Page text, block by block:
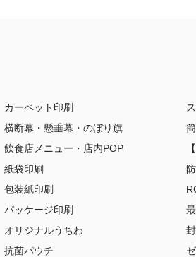
カーペット印刷
横断幕・懸垂幕・のぼり旗
飲食店メニュー・店内POP
紙袋印刷
包装紙印刷
パッケージ印刷
オリジナルうちわ
抗菌パウチ